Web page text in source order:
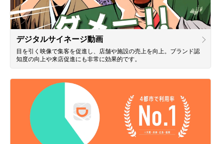
デジタルサイネージ動画
目を引く映像で集客を促進し、店舗や施設の売上を向上。ブランド認
知度の向上や来店促進にも非常に効果的です。